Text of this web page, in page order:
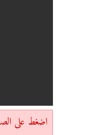
اضغط على